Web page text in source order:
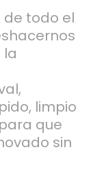
todo el
limpio
que
sin